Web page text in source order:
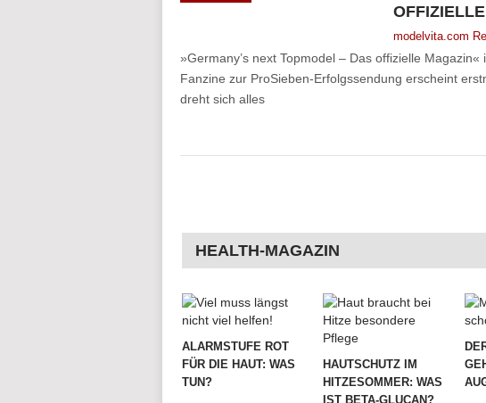
modelvita.com
»Germany’s next Topmodel – Das offizielle
Fanzine zur ProSieben-Erfolgssendung erscheint
dreht sich alles
HEALTH-MAGAZIN
ALARMSTUFE ROT
FÜR DIE HAUT: WAS
TUN?
HAUTSCHUTZ IM
HITZESOMMER: WAS
IST BETA-GLUCAN?